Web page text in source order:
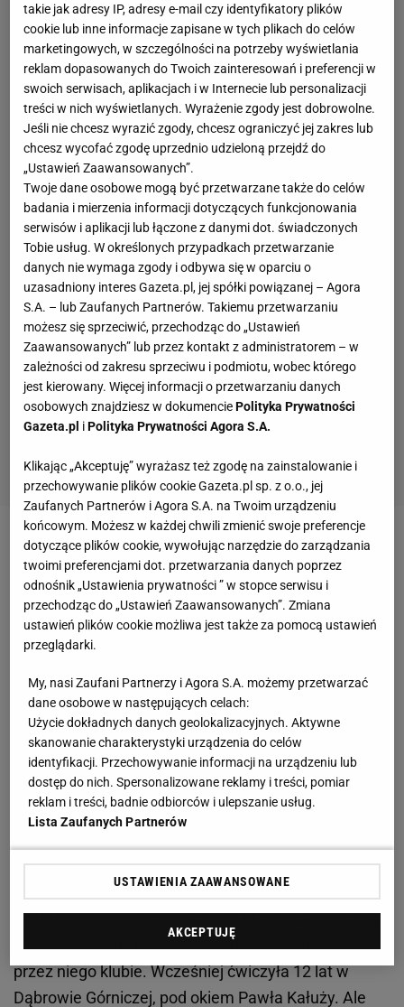
Chwalińska w centrum uwagi. Tego brakuje jej
klubowi
Z perspektywy widza, w wielkim tenisie klub ma
drugo-, a może nawet trzeciorzędne znaczenie.
nazwisku zawodników jest podawana przecież tylko
narodowość (wyjątkiem są gracze z Rosji i Białorusi,
występujący jako neutralni). Gdy ktoś odnosi
niespodziewany sukces, pojawiają się jednak
pytania o dotychczasową drogę nowej bohaterki czy
bohatera, a ta może być mocno związana z danym
klubem. Tak właśnie jest w przypadku Chwalińskiej.
Szczypka już od kilkunastu lat jest jej menedżerem.
Został nim dużo wcześniej, nimMajaprzeniosła się
do Bielska-Białej i zaczęła trenować w założonym
przez niego klubie. Wcześniej ćwiczyła 12 lat w
Dąbrowie Górniczej, pod okiem Pawła Kałuży. Ale
takie jak adresy IP, adresy e-mail czy identyfikatory plików
cookie lub inne informacje zapisane w tych plikach do celów
marketingowych, w szczególności na potrzeby wyświetlania
reklam dopasowanych do Twoich zainteresowań i preferencji w
swoich serwisach, aplikacjach i w Internecie lub personalizacji
treści w nich wyświetlanych. Wyrażenie zgody jest dobrowolne.
Jeśli nie chcesz wyrazić zgody, chcesz ograniczyć jej zakres lub
chcesz wycofać zgodę uprzednio udzieloną przejdź do
„Ustawień Zaawansowanych”.
Twoje dane osobowe mogą być przetwarzane także do celów
badania i mierzenia informacji dotyczących funkcjonowania
serwisów i aplikacji lub łączone z danymi dot. świadczonych
Tobie usług. W określonych przypadkach przetwarzanie
danych nie wymaga zgody i odbywa się w oparciu o
uzasadniony interes Gazeta.pl, jej spółki powiązanej – Agora
S.A. – lub Zaufanych Partnerów. Takiemu przetwarzaniu
możesz się sprzeciwić, przechodząc do „Ustawień
Zaawansowanych” lub przez kontakt z administratorem – w
zależności od zakresu sprzeciwu i podmiotu, wobec którego
jest kierowany. Więcej informacji o przetwarzaniu danych
osobowych znajdziesz w dokumenciePolityka Prywatności
Gazeta.pl iPolityka Prywatności Agora S.A.
Klikając „Akceptuję” wyrażasz też zgodę na zainstalowanie i
przechowywanie plików cookie Gazeta.pl sp. z o.o., jej
Zaufanych Partnerów i Agora S.A. na Twoim urządzeniu
końcowym. Możesz w każdej chwili zmienić swoje preferencje
dotyczące plików cookie, wywołując narzędzie do zarządzania
twoimi preferencjami dot. przetwarzania danych poprzez
odnośnik „Ustawienia prywatności ” w stopce serwisu i
przechodząc do „Ustawień Zaawansowanych”. Zmiana
ustawień plików cookie możliwa jest także za pomocą ustawień
przeglądarki.
My, nasi Zaufani Partnerzy i Agora S.A. możemy przetwarzać
dane osobowe w następujących celach:
Użycie dokładnych danych geolokalizacyjnych. Aktywne
skanowanie charakterystyki urządzenia do celów
identyfikacji. Przechowywanie informacji na urządzeniu lub
dostęp do nich. Spersonalizowane reklamy i treści, pomiar
reklam i treści, badnie odbiorców i ulepszanie usług.
Lista Zaufanych Partnerów
USTAWIENIA ZAAWANSOWANE
AKCEPTUJĘ